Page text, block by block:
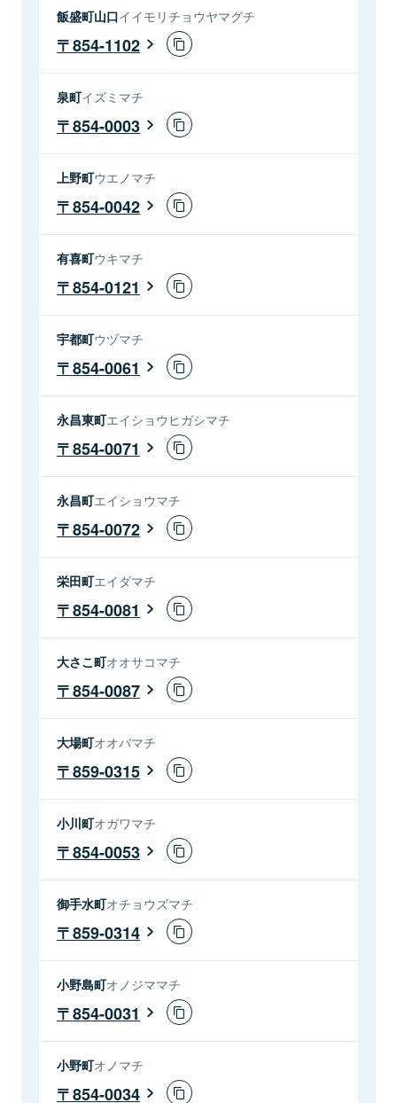
飯盛町山口イイモリチョウヤマグチ
854-1102
泉町イズミマチ
854-0003
上野町ウエノマチ
854-0042
有喜町ウキマチ
854-0121
宇都町ウヅマチ
854-0061
永昌東町エイショウヒガシマチ
854-0071
永昌町エイショウマチ
854-0072
栄田町エイダマチ
854-0081
大さこ町オオサコマチ
854-0087
大場町オオバマチ
859-0315
小川町オガワマチ
854-0053
御手水町オチョウズマチ
859-0314
小野島町オノジママチ
854-0031
小野町オノマチ
854-0034